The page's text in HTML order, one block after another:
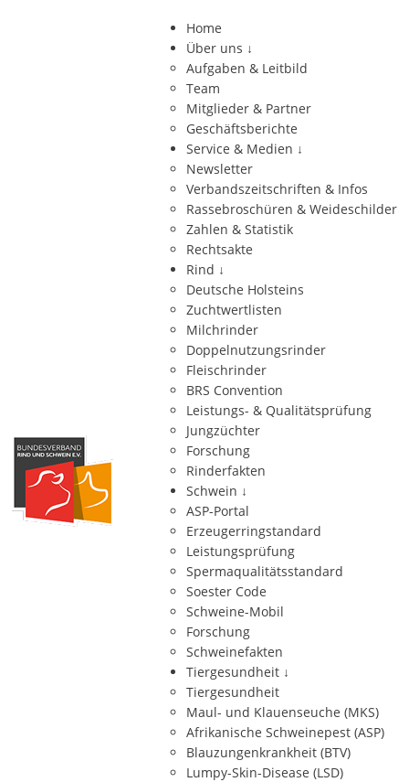
Home
Über uns ↓
Aufgaben & Leitbild
Team
Mitglieder & Partner
Geschäftsberichte
Service & Medien ↓
Newsletter
Verbandszeitschriften & Infos
Rassebroschüren & Weideschilder
Zahlen & Statistik
Rechtsakte
Rind ↓
Deutsche Holsteins
Zuchtwertlisten
Milchrinder
Doppelnutzungsrinder
Fleischrinder
BRS Convention
Leistungs- & Qualitätsprüfung
Jungzüchter
Forschung
Rinderfakten
Schwein ↓
ASP-Portal
Erzeugerringstandard
Leistungsprüfung
Spermaqualitätsstandard
Soester Code
Schweine-Mobil
Forschung
Schweinefakten
Tiergesundheit ↓
Tiergesundheit
Maul- und Klauenseuche (MKS)
Afrikanische Schweinepest (ASP)
Blauzungenkrankheit (BTV)
Lumpy-Skin-Disease (LSD)